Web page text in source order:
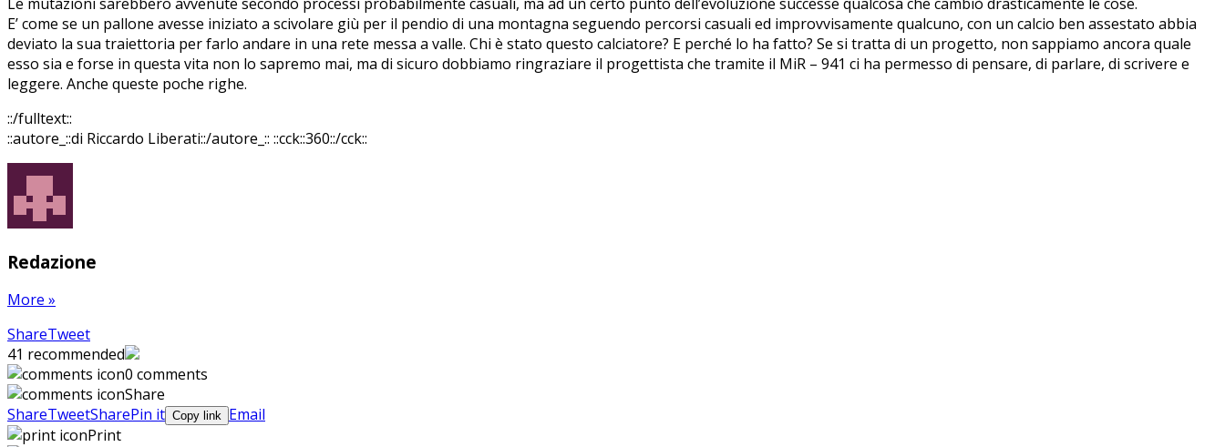
E’ come se un pallone avesse iniziato a scivolare giù per il pendio di una montagna seguendo percorsi casuali ed improvvisamente qualcuno, con un calcio ben assestato abbia
deviato la sua traiettoria per farlo andare in una rete messa a valle. Chi è stato questo calciatore? E perché lo ha fatto? Se si tratta di un progetto, non sappiamo ancora quale
esso sia e forse in questa vita non lo sapremo mai, ma di sicuro dobbiamo ringraziare il progettista che tramite il MiR – 941 ci ha permesso di pensare, di parlare, di scrivere e
leggere. Anche queste poche righe.
::/fulltext::
::autore_::di Riccardo Liberati::/autore_:: ::cck::360::/cck::
Redazione
More »
ShareTweetShare
on
Google+
Pin
on
Pinterest
Send
with
WhatsApp
41 recommended
0 comments
Share
ShareTweetSharePin it Copy link Email
Print